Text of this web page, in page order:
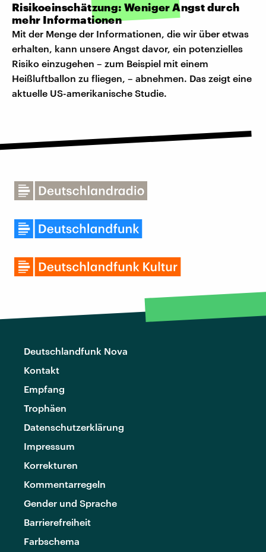
Risikoeinschätzung: Weniger Angst durch
mehr Informationen
Mit der Menge der Informationen, die wir über etwas
erhalten, kann unsere Angst davor, ein potenzielles
Risiko einzugehen – zum Beispiel mit einem
Heißluftballon zu fliegen, – abnehmen. Das zeigt eine
aktuelle US-amerikanische Studie.
Deutschlandfunk Nova
Kontakt
Empfang
Trophäen
Datenschutzerklärung
Impressum
Korrekturen
Kommentarregeln
Gender und Sprache
Barrierefreiheit
Farbschema